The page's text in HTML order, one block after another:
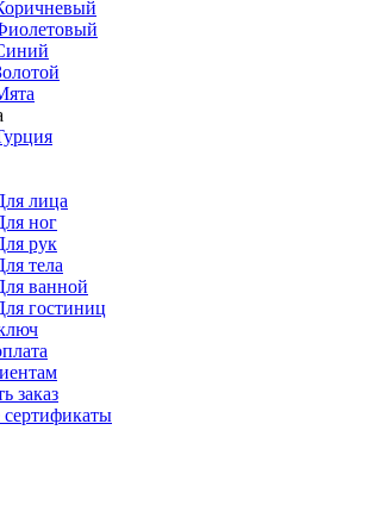
лица
ног
рук
тела
ванной
гостиниц
заказ